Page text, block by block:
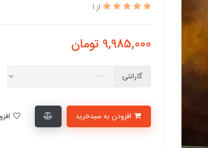
از 1
9,985,000 تومان
گارانتی